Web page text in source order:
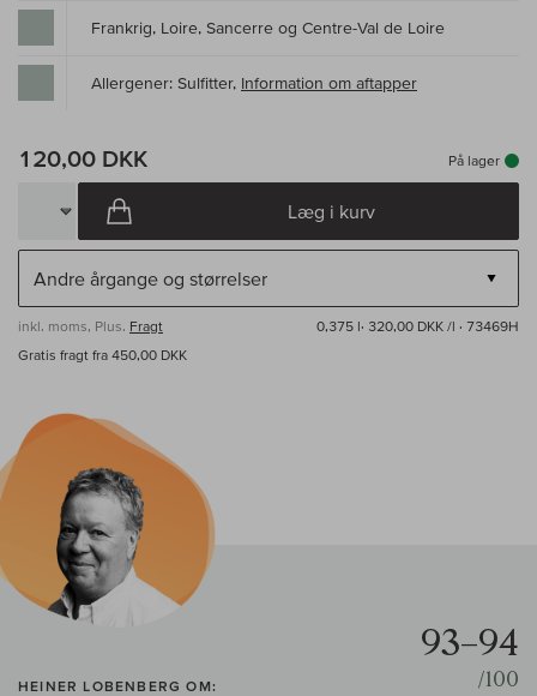
Frankrig, Loire, Sancerre og Centre-Val de Loire
Allergener: Sulfitter, Information om aftapper
120,00 DKK På lager
Læg i kurv
inkl. moms, Plus. Fragt 0,375 l· 320,00 DKK /l · 73469H
Gratis fragt fra 450,00 DKK
HEINER LOBENBERG OM:
93–94
/100